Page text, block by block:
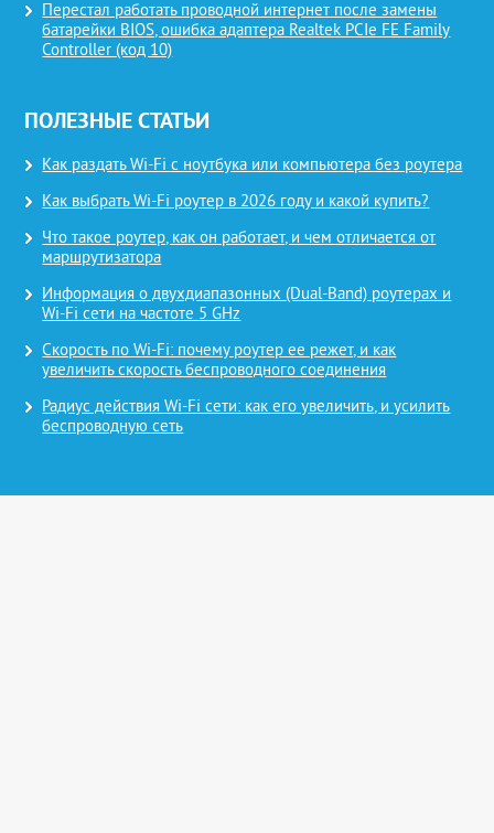
Перестал работать проводной интернет после замены
батарейки BIOS, ошибка адаптера Realtek PCIe FE Family
Controller (код 10)
ПОЛЕЗНЫЕ СТАТЬИ
Как раздать Wi-Fi с ноутбука или компьютера без роутера
Как выбрать Wi-Fi роутер в 2026 году и какой купить?
Что такое роутер, как он работает, и чем отличается от
маршрутизатора
Информация о двухдиапазонных (Dual-Band) роутерах и
Wi-Fi сети на частоте 5 GHz
Скорость по Wi-Fi: почему роутер ее режет, и как
увеличить скорость беспроводного соединения
Радиус действия Wi-Fi сети: как его увеличить, и усилить
беспроводную сеть